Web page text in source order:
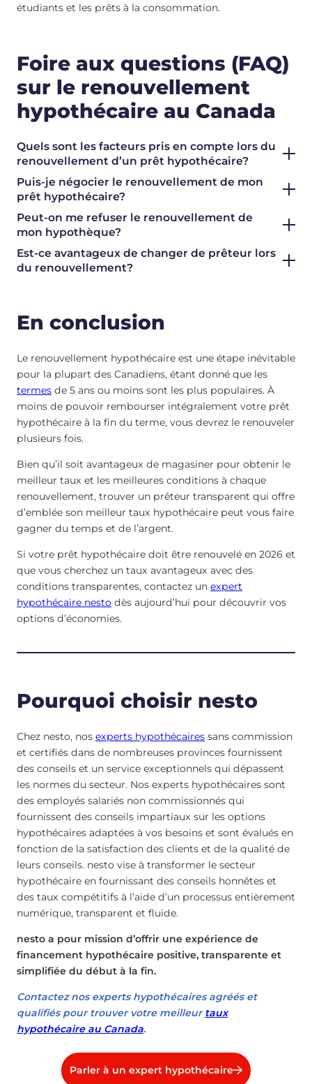
étudiants et les prêts à la consommation.
Foire aux questions (FAQ)
sur le renouvellement
hypothécaire au Canada
Quels sont les facteurs pris en compte lors du
renouvellement d’un prêt hypothécaire?
Puis-je négocier le renouvellement de mon
prêt hypothécaire?
Peut-on me refuser le renouvellement de
mon hypothèque?
Est-ce avantageux de changer de prêteur lors
du renouvellement?
En conclusion
Le renouvellement hypothécaire est une étape inévitable
pour la plupart des Canadiens, étant donné que les
termes de 5 ans ou moins sont les plus populaires. À
moins de pouvoir rembourser intégralement votre prêt
hypothécaire à la fin du terme, vous devrez le renouveler
plusieurs fois.
Bien qu’il soit avantageux de magasiner pour obtenir le
meilleur taux et les meilleures conditions à chaque
renouvellement, trouver un prêteur transparent qui offre
d’emblée son meilleur taux hypothécaire peut vous faire
gagner du temps et de l’argent.
Si votre prêt hypothécaire doit être renouvelé en 2026 et
que vous cherchez un taux avantageux avec des
conditions transparentes, contactez un expert
hypothécaire nesto dès aujourd’hui pour découvrir vos
options d’économies.
Pourquoi choisir nesto
Chez nesto, nos experts hypothécaires sans commission
et certifiés dans de nombreuses provinces fournissent
des conseils et un service exceptionnels qui dépassent
les normes du secteur. Nos experts hypothécaires sont
des employés salariés non commissionnés qui
fournissent des conseils impartiaux sur les options
hypothécaires adaptées à vos besoins et sont évalués en
fonction de la satisfaction des clients et de la qualité de
leurs conseils. nesto vise à transformer le secteur
hypothécaire en fournissant des conseils honnêtes et
des taux compétitifs à l’aide d’un processus entièrement
numérique, transparent et fluide.
nesto a pour mission d’offrir une expérience de
financement hypothécaire positive, transparente et
simplifiée du début à la fin.
Contactez nos experts hypothécaires agréés et
qualifiés pour trouver votre meilleurtaux
hypothécaire au Canada.
Parler à un expert hypothécaire